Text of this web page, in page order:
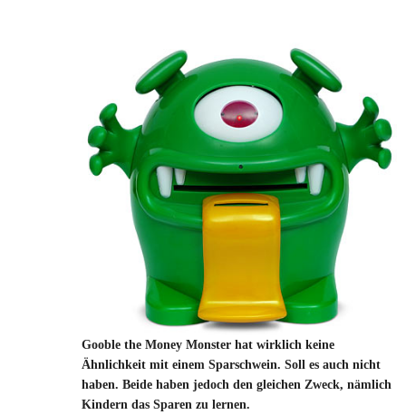
Gooble the Money Monster hat wirklich keine
Ähnlichkeit mit einem Sparschwein. Soll es auch nicht
haben. Beide haben jedoch den gleichen Zweck, nämlich
Kindern das Sparen zu lernen.